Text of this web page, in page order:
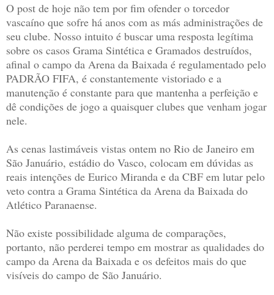
O post de hoje não tem por fim ofender o torcedor
vascaíno que sofre há anos com as más administrações de
seu clube. Nosso intuito é buscar uma resposta legítima
sobre os casos Grama Sintética e Gramados destruídos,
afinal o campo da Arena da Baixada é regulamentado pelo
PADRÃO FIFA, é constantemente vistoriado e a
manutenção é constante para que mantenha a perfeição e
dê condições de jogo a quaisquer clubes que venham jogar
nele.
As cenas lastimáveis vistas ontem no Rio de Janeiro em
São Januário, estádio do Vasco, colocam em dúvidas as
reais intenções de Eurico Miranda e da CBF em lutar pelo
veto contra a Grama Sintética da Arena da Baixada do
Atlético Paranaense.
Não existe possibilidade alguma de comparações,
portanto, não perderei tempo em mostrar as qualidades do
campo da Arena da Baixada e os defeitos mais do que
visíveis do campo de São Januário.